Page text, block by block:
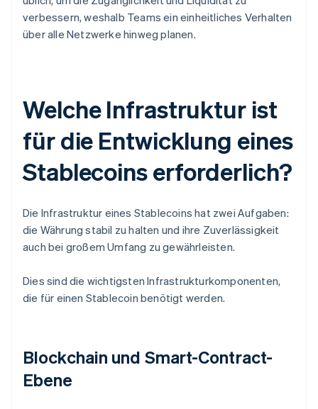
verbessern, weshalb Teams ein einheitliches Verhalten
über alle Netzwerke hinweg planen.
Welche Infrastruktur ist
für die Entwicklung eines
Stablecoins erforderlich?
Die Infrastruktur eines Stablecoins hat zwei Aufgaben:
die Währung stabil zu halten und ihre Zuverlässigkeit
auch bei großem Umfang zu gewährleisten.
Dies sind die wichtigsten Infrastrukturkomponenten,
die für einen Stablecoin benötigt werden.
Blockchain und Smart-Contract-
Ebene